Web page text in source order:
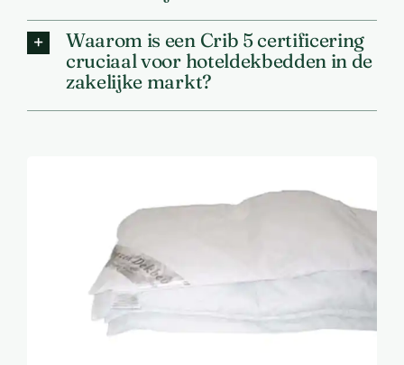
Waarom is een Crib 5 certificering
cruciaal voor hoteldekbedden in de
zakelijke markt?